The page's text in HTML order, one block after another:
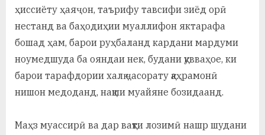
ҳиссиёту ҳаяҷон, таърифу тавсифи зиёд орӣ
нестанд ва баҳодиҳии муаллифон яктарафа
бошад ҳам, барои руҳбаланд кардани мардуми
ноумедшуда ба ояндаи нек, будани қувваҳое, ки
барои тарафдории халқ ҷасорату қаҳрамонӣ
нишон медоданд, нақши муайяне бозидаанд.
Маҳз муассирӣ ва дар вақти лозимӣ нашр шудани